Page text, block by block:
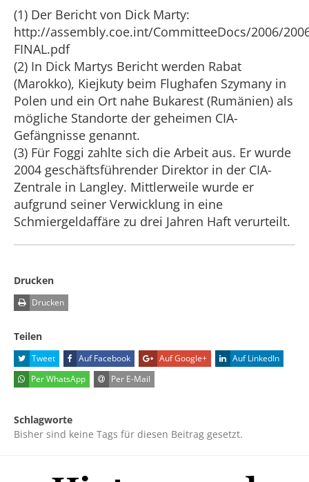
(1) Der Bericht von Dick Marty:
http://assembly.coe.int/CommitteeDocs/2006/
FINAL.pdf
(2) In Dick Martys Bericht werden Rabat
(Marokko), Kiejkuty beim Flughafen Szymany in
Polen und ein Ort nahe Bukarest (Rumänien) als
mögliche Standorte der geheimen CIA-
Gefängnisse genannt.
(3) Für Foggi zahlte sich die Arbeit aus. Er wurde
2004 geschäftsführender Direktor in der CIA-
Zentrale in Langley. Mittlerweile wurde er
aufgrund seiner Verwicklung in eine
Schmiergeldaffäre zu drei Jahren Haft verurteilt.
Drucken
Drucken
Teilen
Tweet Auf Facebook Auf Google+
Auf LinkedIn
Per WhatsApp
Per E-Mail
Schlagworte
Bisher sind keine Tags für diesen Beitrag gesetzt.